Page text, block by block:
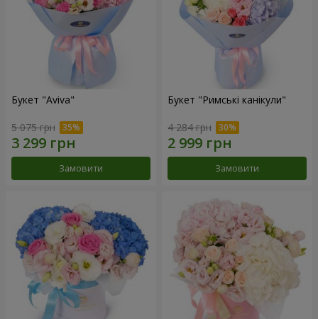
Букет "Aviva"
5 075 грн
Замовити
Букет "Римські канікули"
4 284 грн
Замовити